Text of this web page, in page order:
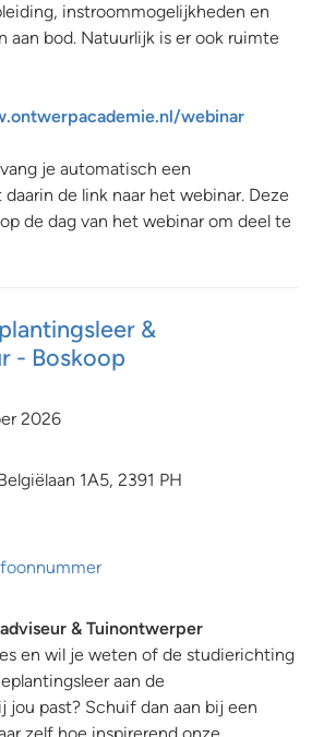
instroommogelijkheden en
aan bod. Natuurlijk is er ook ruimte
webinar
je automatisch een
de link naar het webinar. Deze
de dag van het webinar om deel te
&
- Boskoop
2026
1A5, 2391 PH
& Tuinontwerper
en wil je weten of de studierichting
aan de
jou past? Schuif dan aan bij een